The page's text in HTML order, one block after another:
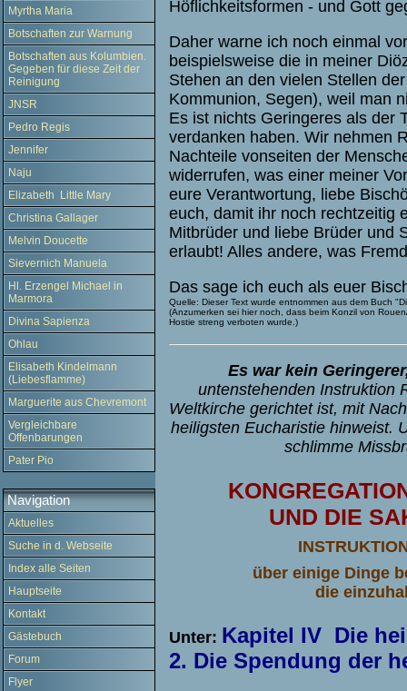
Myrtha Maria
Botschaften zur Warnung
Botschaften aus Kolumbien.
Gegeben für diese Zeit der
Reinigung
JNSR
Pedro Regis
Jennifer
Naju
Elizabeth Little Mary
Christina Gallager
Melvin Doucette
Sievernich Manuela
Hl. Erzengel Michael in
Marmora
Divina Sapienza
Ohlau
Elisabeth Kindelmann
(Liebesflamme)
Marguerite aus Chevremont
Vergleichbare
Offenbarungen
Pater Pio
Navigation
Aktuelles
Suche in d. Webseite
Index alle Seiten
Hauptseite
Kontakt
Gästebuch
Forum
Flyer
Höflichkeitsformen - und Gott
Daher warne ich noch einmal
beispielsweise die in meiner
Stehen an den vielen Stellen
Kommunion, Segen), weil man
Es ist nichts Geringeres als der
verdanken haben. Wir nehmen
Nachteile vonseiten der
widerrufen, was einer meiner
eure Verantwortung, liebe
euch, damit ihr noch rechtzeitig
Mitbrüder und liebe Brüder und
erlaubt! Alles andere, was
Das sage ich euch als euer
Quelle: Dieser Text wurde entnommen aus dem Buch
(Anzumerken sei hier noch, dass beim Konzil von
Hostie streng verboten wurde.)
Es war kein
untenstehenden Instruktion
Weltkirche gerichtet ist, mit
heiligsten Eucharistie hinweist.
schlimme
UND DIE
über einige Dinge
die
Unter: Kapitel IV Die
2. Die Spendung der